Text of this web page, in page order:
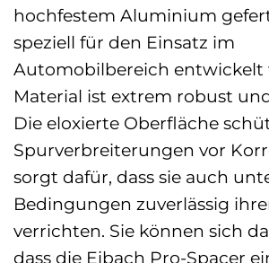
hochfestem Aluminium
speziell für den Einsatz im
Automobilbereich entwickelt
Material ist extrem robust
Die eloxierte Oberfläche
Spurverbreiterungen vor
sorgt dafür, dass sie auch
Bedingungen zuverlässig
verrichten. Sie können sich
dass die Eibach Pro-Spacer